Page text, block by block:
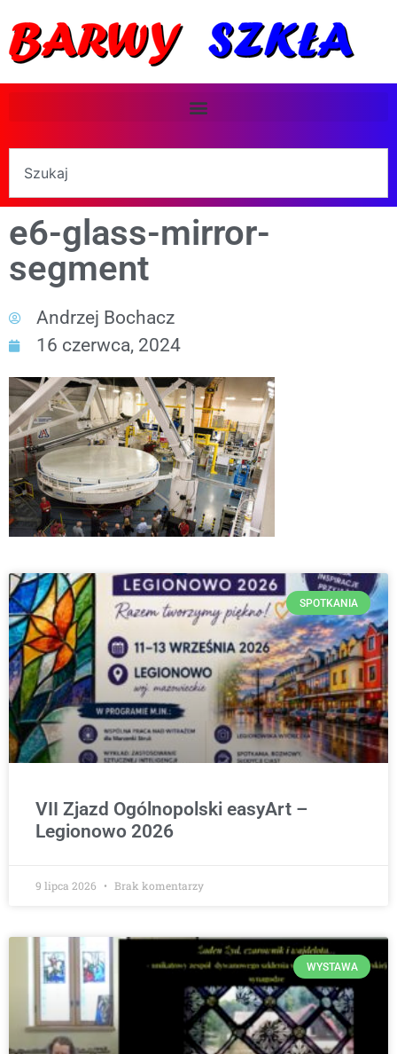
e6-glass-mirror-
segment
Andrzej Bochacz
16 czerwca, 2024
SPOTKANIA
VII Zjazd Ogólnopolski easyArt –
Legionowo 2026
9 lipca 2026 Brak komentarzy
WYSTAWA